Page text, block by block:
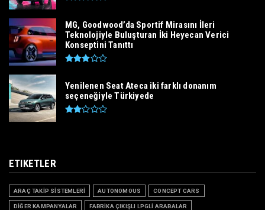
MG, Goodwood’da Sportif Mirasını İleri
Teknolojiyle Buluşturan İki Heyecan Verici
Konseptini Tanıttı
Yenilenen Seat Ateca iki farklı donanım
seçeneğiyle Türkiyede
ETIKETLER
ARAÇ TAKİP SİSTEMLERİ AUTONOMOUS CONCEPT CARS
DİĞER KAMPANYALAR FABRİKA ÇIKIŞLI LPGLİ ARABALAR